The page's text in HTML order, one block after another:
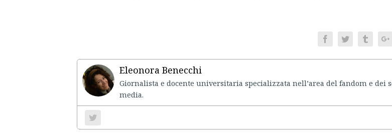
FacebookTwitter Tumblr
Eleonora Benecchi
Giornalista e docente universitaria specializzata nell’area del fandom e dei
media.